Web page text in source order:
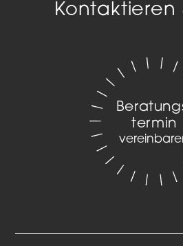
Kontaktieren
termin